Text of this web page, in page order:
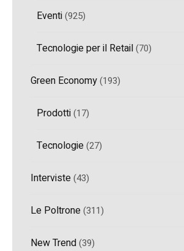
Eventi(925)
Tecnologie per il Retail(70)
Green Economy(193)
Prodotti(17)
Tecnologie(27)
Interviste(43)
Le Poltrone(311)
New Trend(39)